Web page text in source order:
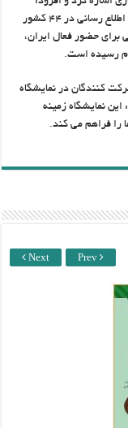
ایجاد تسهیلات در بخش روادید، راه اندازی نمایندگی اطلاع رسانی در ۴۴ کشور
بین المللی برای حضور فعال ایران،
رسیده است.
تخفیف ۴۰ درصدی به شرکت کنندگان در نمایشگاه
نمایشگاه زمینه
را فراهم می کند.
Next Prev